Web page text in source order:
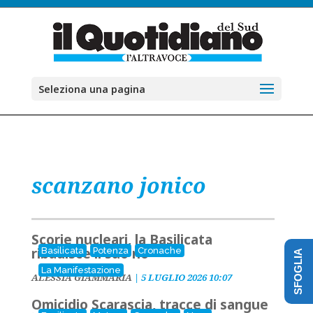
Seleziona una pagina
scanzano jonico
Basilicata Potenza
Cronache
La Manifestazione
Scorie nucleari, la Basilicata
ribadisce il suo no
ALESSIA GIAMMARIA| 5 LUGLIO 2026 10:07
Omicidio Scarascia, tracce di sangue
SFOGLIA